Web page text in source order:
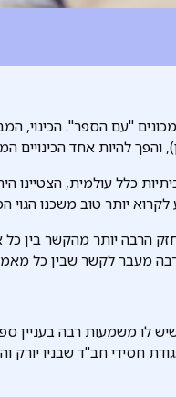
"עם הספר". הכינוי,
והפך להיות אחד הכינויים
כלל עולמית, הצטיינו
לקרוא יותר טוב משכנו הגוי
הרבה יותר מהקשר בין
מעבר לקשר שבין כל
חסידי חב"ד שבניו יורק